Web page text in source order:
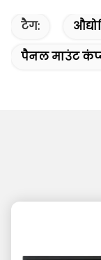
टैग:
पैनल माउंट